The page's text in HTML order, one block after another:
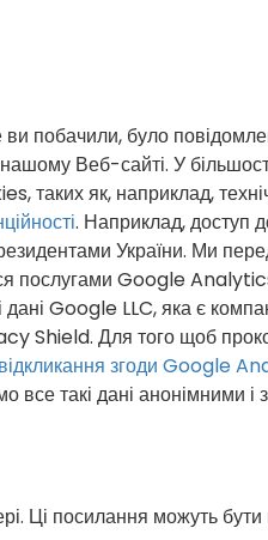
побачили, було
Веб-сайті. У
таких як, наприклад,
. Наприклад, доступ
України. Ми
послугами Google
дані Google LLC, яка є
Shield. Для того щоб
згоди Google
такі дані анонімними і
Ці посилання можуть